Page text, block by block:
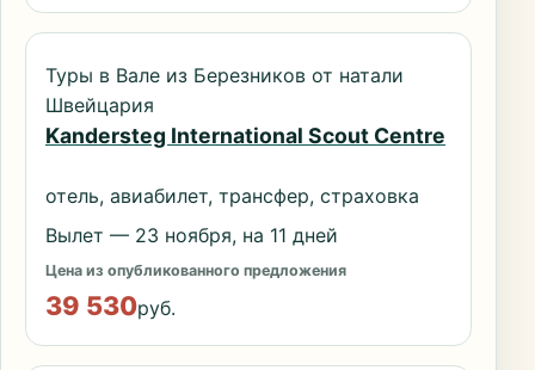
Туры в Вале из Березников от натали
Швейцария
Kandersteg International Scout Centre
отель, авиабилет, трансфер, страховка
Вылет — 23 ноября, на 11 дней
Цена из опубликованного предложения
39 530руб.